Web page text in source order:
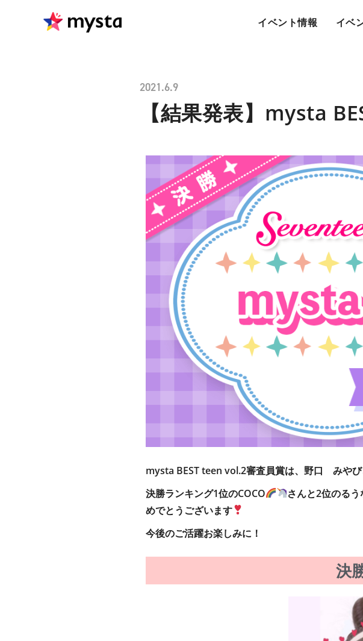
イベント情報 イベ
2021.6.9
【結果発表】mysta
mysta BEST teen vol.2審査員賞は、野口 みやび
決勝ランキング1位のCOCO
さんと2位のるう
めでとうございます
今後のご活躍お楽しみに！
決